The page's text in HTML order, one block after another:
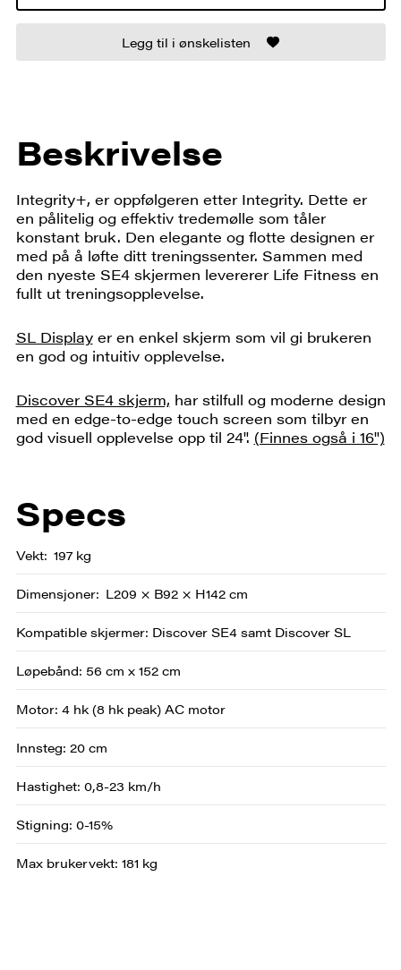
Legg til i ønskelisten
Beskrivelse
Integrity+, er oppfølgeren etter Integrity. Dette er
en pålitelig og effektiv tredemølle som tåler
konstant bruk. Den elegante og flotte designen er
med på å løfte ditt treningssenter. Sammen med
den nyeste SE4 skjermen levererer Life Fitness en
fullt ut treningsopplevelse.
SL Displayer en enkel skjerm som vil gi brukeren
en god og intuitiv opplevelse.
Discover SE4 skjerm, har stilfull og moderne design
med en edge-to-edge touch screen som tilbyr en
god visuell opplevelse opp til 24". (Finnes også i 16")
Specs
Vekt 197 kg
Dimensjoner L209 × B92 × H142 cm
Kompatible skjermer: Discover SE4 samt Discover SL
Løpebånd: 56 cm x 152 cm
Motor: 4 hk (8 hk peak) AC motor
Innsteg: 20 cm
Hastighet: 0,8-23 km/h
Stigning: 0-15%
Max brukervekt: 181 kg